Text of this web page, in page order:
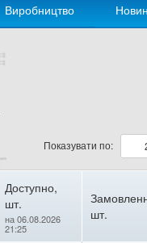
Виробництво
Показувати по:
Доступно,
шт.
на 06.08.2026
21:25
шт.